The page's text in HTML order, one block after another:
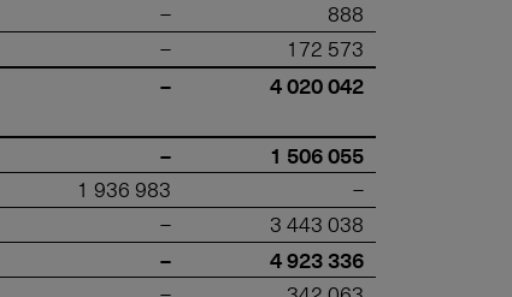
–
888
– 172 573
– 4 020 042
– 1 506 055
1 936 983
–
– 3 443 038
– 4 923 336